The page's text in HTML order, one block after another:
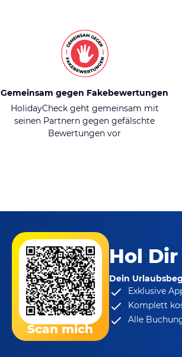
Gemeinsam gegen Fakebewertungen
HolidayCheck geht gemeinsam mit
seinen Partnern gegen gefälschte
Bewertungen vor
Scan mich
Hol
Dein
Exklusive
Komplett
Alle